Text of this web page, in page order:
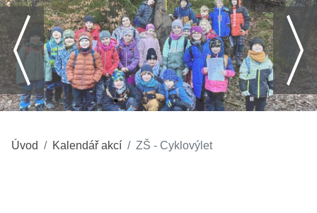
Úvod Kalendář akcí ZŠ - Cyklovýlet